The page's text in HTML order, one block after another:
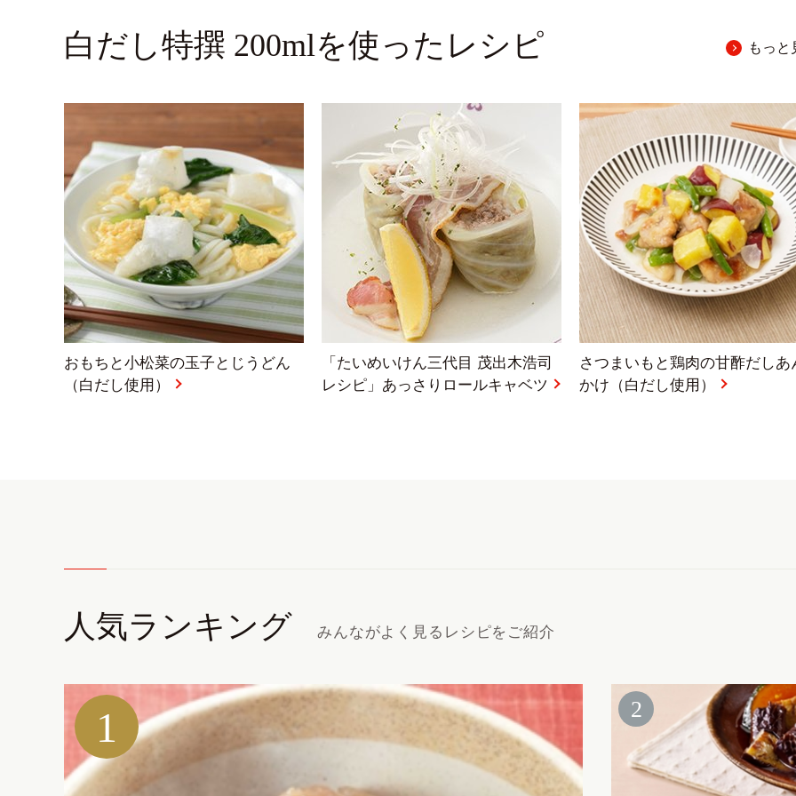
白だし特撰 200mlを使ったレシピ
おもちと小松菜の玉子とじうどん
（白だし使用）
「たいめいけん三代目 茂出木浩司
レシピ」あっさりロールキャベツ
さつまいもと鶏肉の甘酢だしあ
かけ（白だし使用）
もっと
人気ランキング みんながよく見るレシピをご紹介
1 2